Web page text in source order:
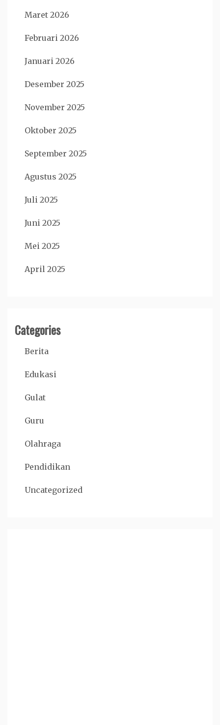
Maret 2026
Februari 2026
Januari 2026
Desember 2025
November 2025
Oktober 2025
September 2025
Agustus 2025
Juli 2025
Juni 2025
Mei 2025
April 2025
Categories
Berita
Edukasi
Gulat
Guru
Olahraga
Pendidikan
Uncategorized